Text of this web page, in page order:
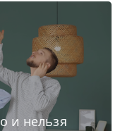
и нельзя